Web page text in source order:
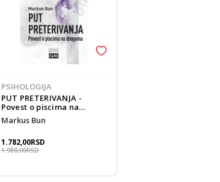
PSIHOLOGIJA
PUT PRETERIVANJA -
Povest o piscima na
drogama meki povez
Markus Bun
1.782,00RSD
1.980,00RSD